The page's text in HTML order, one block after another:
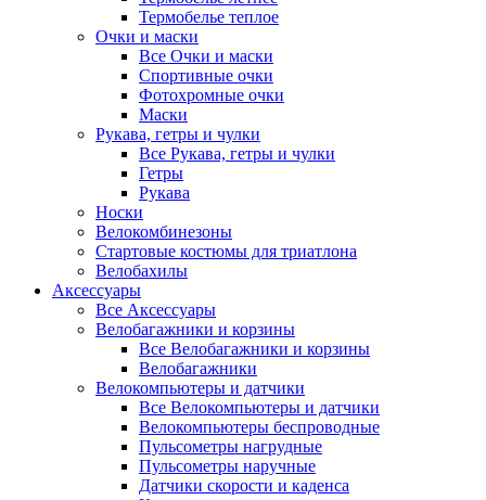
Термобелье теплое
Очки и маски
Все Очки и маски
Спортивные очки
Фотохромные очки
Маски
Рукава, гетры и чулки
Все Рукава, гетры и чулки
Гетры
Рукава
Носки
Велокомбинезоны
Стартовые костюмы для триатлона
Велобахилы
Аксессуары
Все Аксессуары
Велобагажники и корзины
Все Велобагажники и корзины
Велобагажники
Велокомпьютеры и датчики
Все Велокомпьютеры и датчики
Велокомпьютеры беспроводные
Пульсометры нагрудные
Пульсометры наручные
Датчики скорости и каденса